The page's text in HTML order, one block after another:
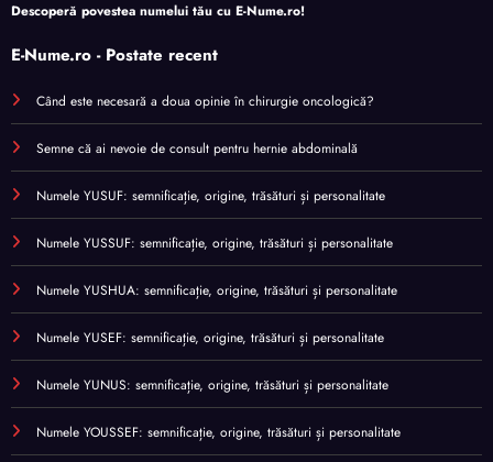
Descoperă povestea numelui tău cu E-Nume.ro!
E-Nume.ro - Postate recent
Când este necesară a doua opinie în chirurgie oncologică?
Semne că ai nevoie de consult pentru hernie abdominală
Numele YUSUF: semnificație, origine, trăsături și personalitate
Numele YUSSUF: semnificație, origine, trăsături și personalitate
Numele YUSHUA: semnificație, origine, trăsături și personalitate
Numele YUSEF: semnificație, origine, trăsături și personalitate
Numele YUNUS: semnificație, origine, trăsături și personalitate
Numele YOUSSEF: semnificație, origine, trăsături și personalitate